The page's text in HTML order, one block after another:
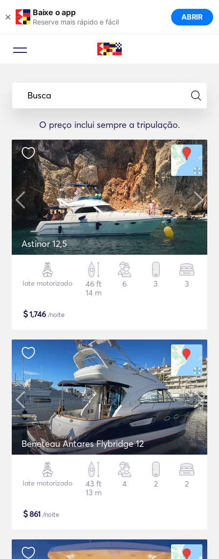
× Baixe o app
Reserve mais rápido e fácil ABRIR
Busca
O preço inclui sempre a tripulação.
Astinor 12,5
Iate motorizado
46 ft
14 m
6 3 3
$1,746 /noite
Beneteau Antares Flybridge 12
Iate motorizado
43 ft
13 m
4 2 2
$861 /noite